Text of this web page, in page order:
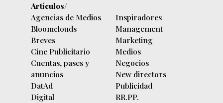
Artículos/
Agencias de Medios
Bloomclouds
Breves
Cine Publicitario
Cuentas, pases y
anuncios
DatAd
Digital
Inspiradores
Management
Marketing
Medios
Negocios
New directors
Publicidad
RR.PP.